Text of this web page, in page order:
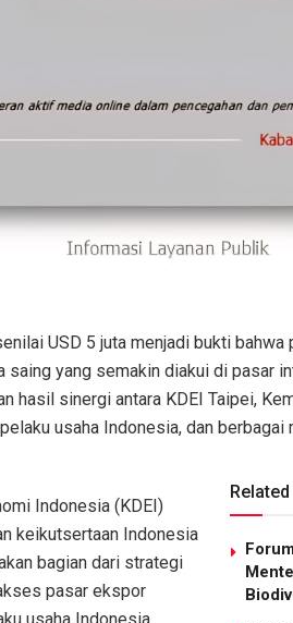
USD 5 juta menjadi bukti
saing yang semakin diakui di pasar
hasil sinergi antara KDEI Taipei,
usaha Indonesia, dan
Related
Indonesia (KDEI)
keikutsertaan Indonesia
bagian dari strategi
pasar ekspor